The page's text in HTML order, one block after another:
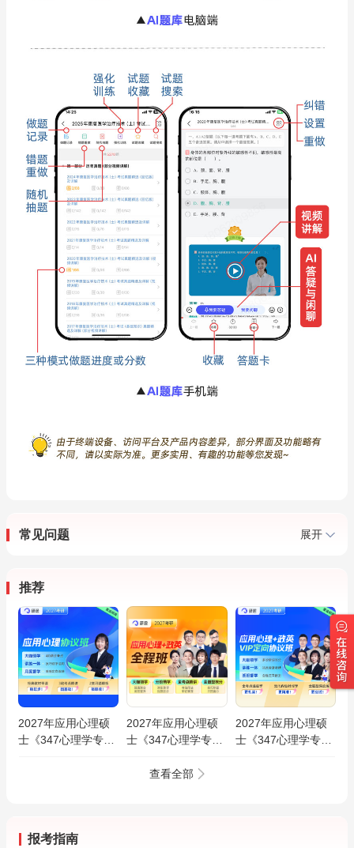
常见问题 展开
推荐
2027年应用心理硕
士《347心理学专业
2027年应用心理硕
士《347心理学专业
2027年应用心理硕
士《347心理学专业
查看全部
报考指南